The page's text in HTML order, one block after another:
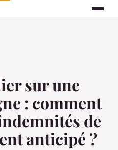
sur une
: comment
de
anticipé ?